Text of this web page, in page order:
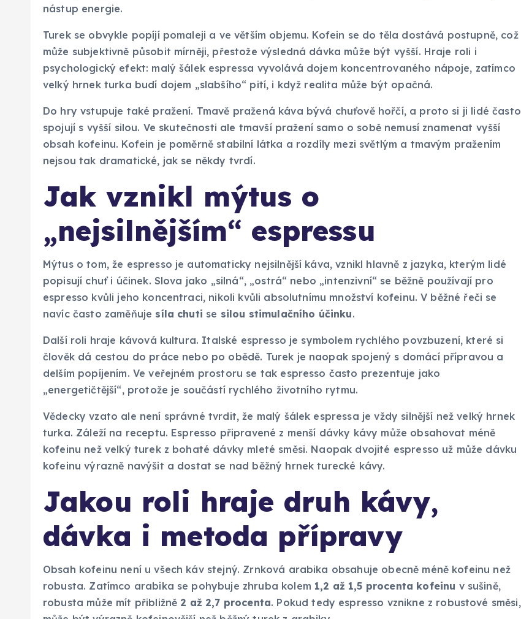
nástup energie.
Turek se obvykle popíjí pomaleji a ve větším objemu. Kofein se do těla dostává postupně, což
může subjektivně působit mírněji, přestože výsledná dávka může být vyšší. Hraje roli i
psychologický efekt: malý šálek espressa vyvolává dojem koncentrovaného nápoje, zatímco
velký hrnek turka budí dojem „slabšího“ pití, i když realita může být opačná.
Do hry vstupuje také pražení. Tmavě pražená káva bývá chuťově hořčí, a proto si ji lidé často
spojují s vyšší silou. Ve skutečnosti ale tmavší pražení samo o sobě nemusí znamenat vyšší
obsah kofeinu. Kofein je poměrně stabilní látka a rozdíly mezi světlým a tmavým pražením
nejsou tak dramatické, jak se někdy tvrdí.
Jak vznikl mýtus o
„nejsilnějším“ espressu
Mýtus o tom, že espresso je automaticky nejsilnější káva, vznikl hlavně z jazyka, kterým lidé
popisují chuť i účinek. Slova jako „silná“, „ostrá“ nebo „intenzivní“ se běžně používají pro
espresso kvůli jeho koncentraci, nikoli kvůli absolutnímu množství kofeinu. V běžné řeči se
navíc často zaměňuje síla chuti se silou stimulačního účinku.
Další roli hraje kávová kultura. Italské espresso je symbolem rychlého povzbuzení, které si
člověk dá cestou do práce nebo po obědě. Turek je naopak spojený s domácí přípravou a
delším popíjením. Ve veřejném prostoru se tak espresso často prezentuje jako
„energetičtější“, protože je součástí rychlého životního rytmu.
Vědecky vzato ale není správné tvrdit, že malý šálek espressa je vždy silnější než velký hrnek
turka. Záleží na receptu. Espresso připravené z menší dávky kávy může obsahovat méně
kofeinu než velký turek z bohaté dávky mleté směsi. Naopak dvojité espresso už může dávku
kofeinu výrazně navýšit a dostat se nad běžný hrnek turecké kávy.
Jakou roli hraje druh kávy,
dávka i metoda přípravy
Obsah kofeinu není u všech káv stejný. Zrnková arabika obsahuje obecně méně kofeinu než
robusta. Zatímco arabika se pohybuje zhruba kolem 1,2 až 1,5 procenta kofeinu v sušině,
robusta může mít přibližně 2 až 2,7 procenta. Pokud tedy espresso vznikne z robustové směsi,